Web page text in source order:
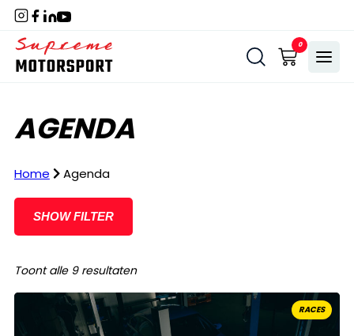
Naar
hoofdinhoud
Home 0
Menu
AGENDA
Home Agenda
SHOW FILTER
Toont alle 9 resultatenGesorteerd
op
nieuwste
RACES